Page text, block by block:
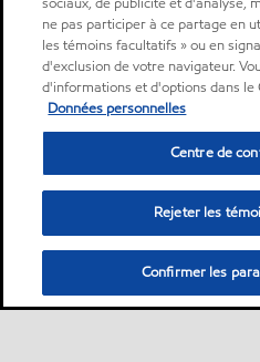
ne pas participer à ce partage en
les témoins facultatifs » ou en
d'exclusion de votre navigateur.
d'informations et d'options dans le
Données personnelles
Centre de
Rejeter les
Confirmer les